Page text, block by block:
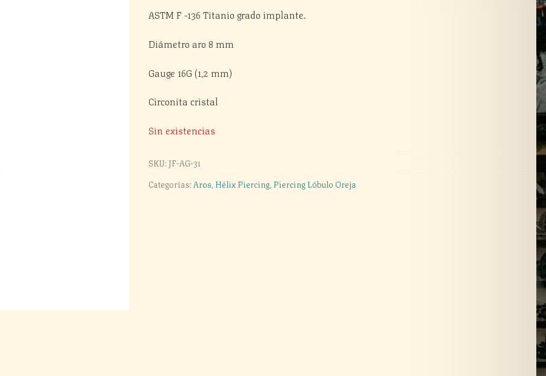
ASTM F -136 Titanio grado implante.
Diámetro aro 8 mm
Gauge 16G (1,2 mm)
Circonita cristal
Sin existencias
SKU:JF-AG-31
Categorías:Aros Hélix Piercing Piercing Lóbulo Oreja